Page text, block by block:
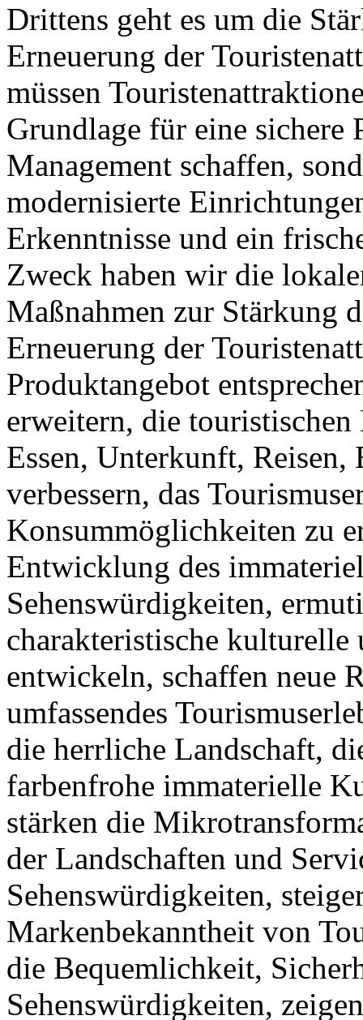
Drittens geht es um die
Erneuerung der
müssen
Grundlage für eine
Management schaffen,
modernisierte
Erkenntnisse und ein
Zweck haben wir die
Maßnahmen zur Stärkung
Erneuerung der
Produktangebot
erweitern, die
Essen, Unterkunft,
verbessern, das
Konsummöglichkeiten zu
Entwicklung des
Sehenswürdigkeiten,
charakteristische
entwickeln, schaffen neue
umfassendes
die herrliche Landschaft,
farbenfrohe immaterielle
stärken die
der Landschaften und
Sehenswürdigkeiten,
Markenbekanntheit von
die Bequemlichkeit,
Sehenswürdigkeiten,